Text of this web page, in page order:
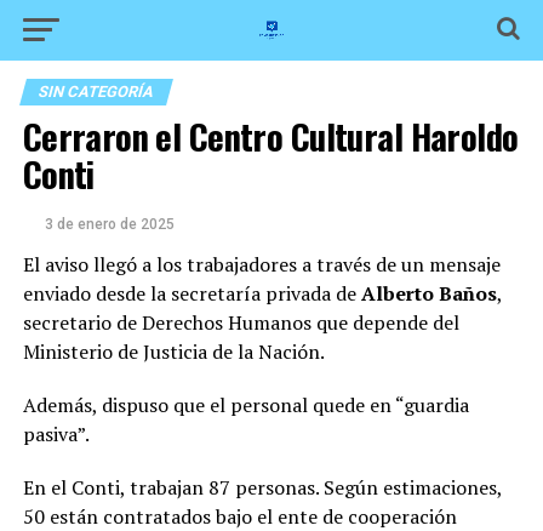
SIN CATEGORÍA
Cerraron el Centro Cultural Haroldo
Conti
3 de enero de 2025
El aviso llegó a los trabajadores a través de un mensaje
enviado desde la secretaría privada deAlberto Baños,
secretario de Derechos Humanos que depende del
Ministerio de Justicia de la Nación.
Además, dispuso que el personal quede en “guardia
pasiva”.
En el Conti, trabajan 87 personas. Según estimaciones,
50 están contratados bajo el ente de cooperación